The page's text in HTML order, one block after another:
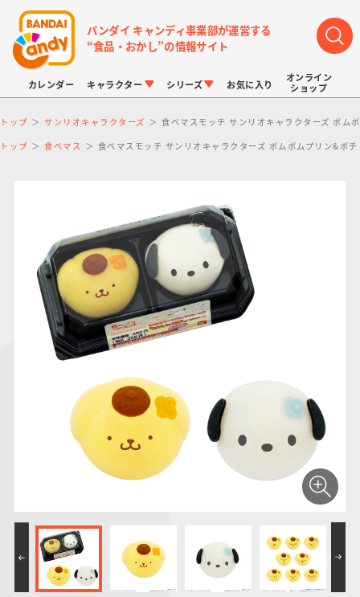
バンダイ キャンディ事業部が運営する
“食品・おかし”の情報サイト
カレンダー キャラクター
PROJECT R.E.D.・
スーパー戦隊シリー
ズ
プリキュアシリーズ
ーズ
シリーズ
つりグミ
チョコサプ
＆スクエアシール
ールド
お気に入り
オンライン
ショップ
トップ サンリオキャラクターズ 食べマスモッチ サンリオキャラクターズ ポム
トップ 食べマス 食べマスモッチ サンリオキャラクターズ ポムポムプリン&ポ